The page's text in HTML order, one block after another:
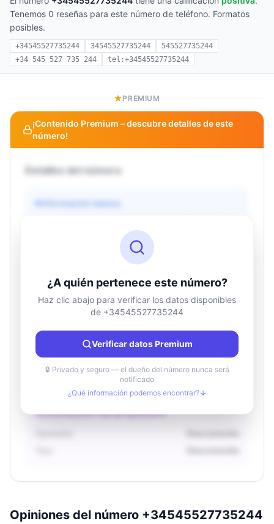
Tenemos 0 reseñas para este número de teléfono. Formatos
posibles.
+34545527735244 34545527735244
545527735244
+34 545 527 735 244
tel:+34545527735244
PREMIUM
¡Contenido Premium – descubre detalles de este
número!
Detalles del número
Información básica
Información de ubicación
País
Desconocido
Ciudad
Desconocido
Región
Desconocido
Información del propietario
¿A quién pertenece este número?
Haz clic abajo para verificar los datos disponibles
de +34545527735244
Verificar datos Premium
🔒 Privado y seguro — el dueño del número nunca será
notificado
¿Qué información podemos encontrar?
Opiniones del número +34545527735244